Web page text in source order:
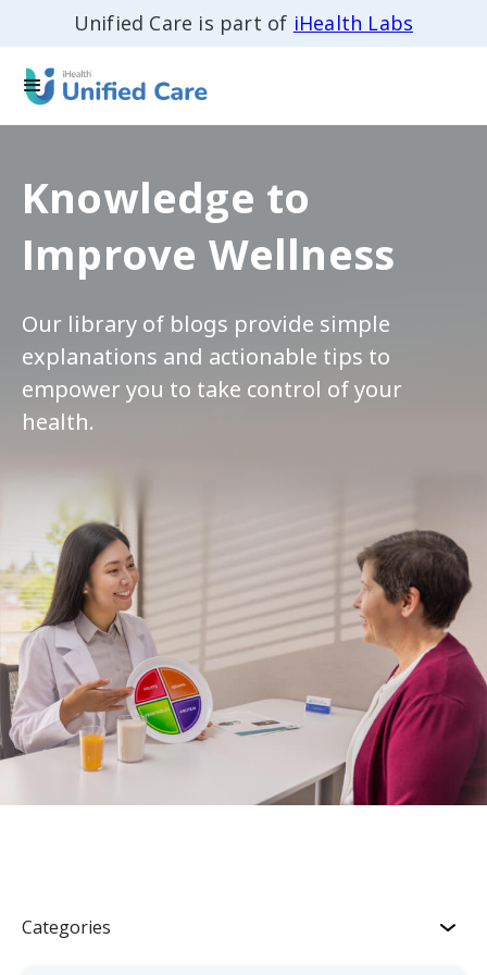
Unified Care is part of iHealth Labs
Knowledge to
Improve Wellness
Our library of blogs provide simple
explanations and actionable tips to
empower you to take control of your
health.
Categories